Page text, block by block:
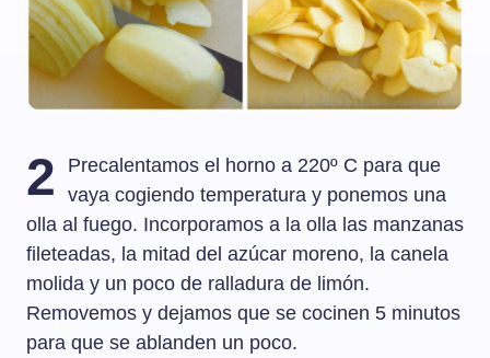
2
Precalentamos el horno a 220º C para que
vaya cogiendo temperatura y ponemos una
olla al fuego. Incorporamos a la olla las manzanas
fileteadas, la mitad del azúcar moreno, la canela
molida y un poco de ralladura de limón.
Removemos y dejamos que se cocinen 5 minutos
para que se ablanden un poco.